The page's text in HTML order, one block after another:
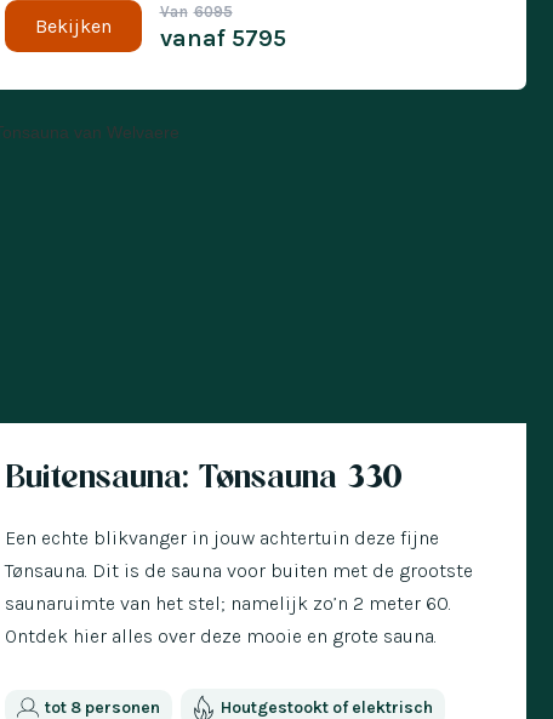
Bekijken
Van 6095
vanaf 5795
Buitensauna: Tønsauna 330
Een echte blikvanger in jouw achtertuin deze fijne
Tønsauna. Dit is de sauna voor buiten met de grootste
saunaruimte van het stel; namelijk zo’n 2 meter 60.
Ontdek hier alles over deze mooie en grote sauna.
tot 8 personen Houtgestookt of elektrisch